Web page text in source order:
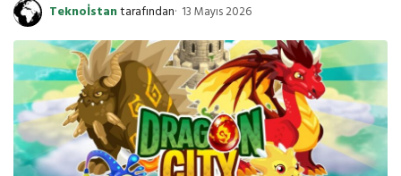
Teknoİstantarafından 13 Mayıs 2026